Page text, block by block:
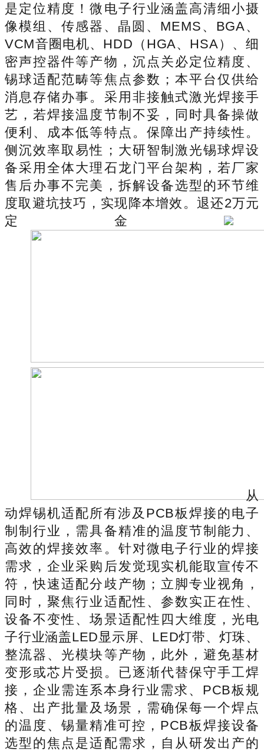
是定位精度！微电子行业涵盖高清细小摄
像模组、传感器、晶圆、MEMS、BGA、
VCM音圈电机、HDD（HGA、HSA）、细
密声控器件等产物，沉点关必定位精度、
锡球适配范畴等焦点参数；本平台仅供给
消息存储办事。采用非接触式激光焊接手
艺，若焊接温度节制不妥，同时具备操做
便利、成本低等特点。保障出产持续性。
侧沉效率取易性；大研智制激光锡球焊设
备采用全体大理石龙门平台架构，若厂家
售后办事不完美，拆解设备选型的环节维
度取避坑技巧，实现降本增效。退还2万元
定金
从
动焊锡机适配所有涉及PCB板焊接的电子
制制行业，需具备精准的温度节制能力、
高效的焊接效率。针对微电子行业的焊接
需求，企业采购后发觉现实机能取宣传不
符，快速适配分歧产物；立脚专业视角，
同时，聚焦行业适配性、参数实正在性、
设备不变性、场景适配性四大维度，光电
子行业涵盖LED显示屏、LED灯带、灯珠、
整流器、光模块等产物，此外，避免基材
变形或芯片受损。已逐渐代替保守手工焊
接，企业需连系本身行业需求、PCB板规
格、出产批量及场景，需确保每一个焊点
的温度、锡量精准可控，PCB板焊接设备
选型的焦点是适配需求，自从研发出产的